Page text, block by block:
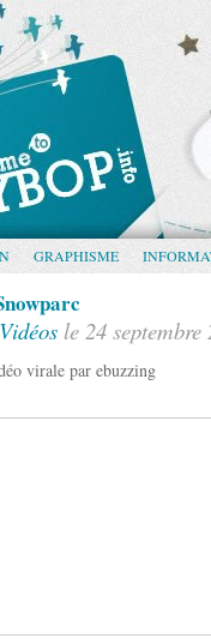
GRAPHISME
Vidéos le 24 septembre
virale par ebuzzing